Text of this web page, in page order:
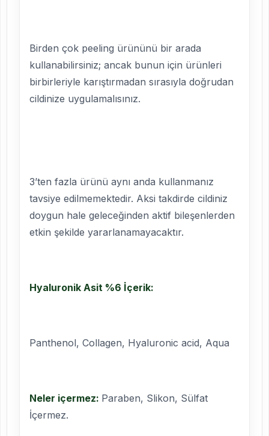
Birden çok peeling ürününü bir arada
kullanabilirsiniz; ancak bunun için ürünleri
birbirleriyle karıştırmadan sırasıyla doğrudan
cildinize uygulamalısınız.
3’ten fazla ürünü aynı anda kullanmanız
tavsiye edilmemektedir. Aksi takdirde cildiniz
doygun hale geleceğinden aktif bileşenlerden
etkin şekilde yararlanamayacaktır.
Hyaluronik Asit %6 İçerik:
Panthenol, Collagen, Hyaluronic acid, Aqua
Neler içermez: Paraben, Slikon, Sülfat
İçermez.